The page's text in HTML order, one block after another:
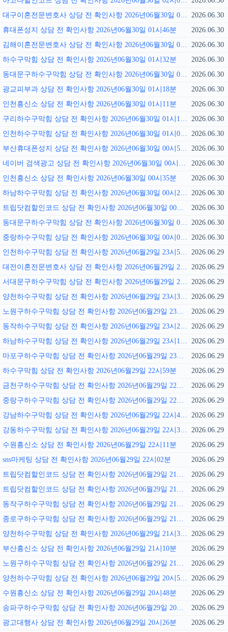
대구이혼전문변호사 상담 전 확인사항 2026년06월30일 01시55분 2026.06.30
휴대폰성지 상담 전 확인사항 2026년06월30일 01시46분
2026.06.30
김해이혼전문변호사 상담 전 확인사항 2026년06월30일 01시40분 2026.06.30
하수구막힘 상담 전 확인사항 2026년06월30일 01시32분
2026.06.30
동대문구하수구막힘 상담 전 확인사항 2026년06월30일 01시25분 2026.06.30
광교피부과 상담 전 확인사항 2026년06월30일 01시18분
2026.06.30
인천흥신소 상담 전 확인사항 2026년06월30일 01시11분
2026.06.30
구리하수구막힘 상담 전 확인사항 2026년06월30일 01시11분 2026.06.30
인천하수구막힘 상담 전 확인사항 2026년06월30일 01시00분 2026.06.30
부산휴대폰성지 상담 전 확인사항 2026년06월30일 00시53분 2026.06.30
네이버 검색광고 상담 전 확인사항 2026년06월30일 00시38분
2026.06.30
인천흥신소 상담 전 확인사항 2026년06월30일 00시35분
2026.06.30
하남하수구막힘 상담 전 확인사항 2026년06월30일 00시27분 2026.06.30
트립닷컴할인코드 상담 전 확인사항 2026년06월30일 00시16분
2026.06.30
동대문구하수구막힘 상담 전 확인사항 2026년06월30일 00시12분 2026.06.30
중랑하수구막힘 상담 전 확인사항 2026년06월30일 00시01분 2026.06.30
인천하수구막힘 상담 전 확인사항 2026년06월29일 23시56분 2026.06.29
대전이혼전문변호사 상담 전 확인사항 2026년06월29일 23시49분 2026.06.29
서대문구하수구막힘 상담 전 확인사항 2026년06월29일 23시41분 2026.06.29
양천하수구막힘 상담 전 확인사항 2026년06월29일 23시35분 2026.06.29
노원구하수구막힘 상담 전 확인사항 2026년06월29일 23시27분
2026.06.29
동작하수구막힘 상담 전 확인사항 2026년06월29일 23시24분 2026.06.29
하남하수구막힘 상담 전 확인사항 2026년06월29일 23시13분 2026.06.29
마포구하수구막힘 상담 전 확인사항 2026년06월29일 23시07분
2026.06.29
하수구막힘 상담 전 확인사항 2026년06월29일 22시59분
2026.06.29
금천구하수구막힘 상담 전 확인사항 2026년06월29일 22시51분
2026.06.29
중랑구하수구막힘 상담 전 확인사항 2026년06월29일 22시46분
2026.06.29
강남하수구막힘 상담 전 확인사항 2026년06월29일 22시43분 2026.06.29
강동하수구막힘 상담 전 확인사항 2026년06월29일 22시32분 2026.06.29
수원흥신소 상담 전 확인사항 2026년06월29일 22시11분
2026.06.29
sns마케팅 상담 전 확인사항 2026년06월29일 22시02분
2026.06.29
트립닷컴할인코드 상담 전 확인사항 2026년06월29일 21시57분
2026.06.29
트립닷컴할인코드 상담 전 확인사항 2026년06월29일 21시52분
2026.06.29
동작구하수구막힘 상담 전 확인사항 2026년06월29일 21시41분
2026.06.29
종로구하수구막힘 상담 전 확인사항 2026년06월29일 21시37분
2026.06.29
양천하수구막힘 상담 전 확인사항 2026년06월29일 21시31분 2026.06.29
부산흥신소 상담 전 확인사항 2026년06월29일 21시10분
2026.06.29
노원구하수구막힘 상담 전 확인사항 2026년06월29일 21시01분
2026.06.29
양천하수구막힘 상담 전 확인사항 2026년06월29일 20시56분 2026.06.29
수원흥신소 상담 전 확인사항 2026년06월29일 20시48분
2026.06.29
송파구하수구막힘 상담 전 확인사항 2026년06월29일 20시33분
2026.06.29
광고대행사 상담 전 확인사항 2026년06월29일 20시26분
2026.06.29